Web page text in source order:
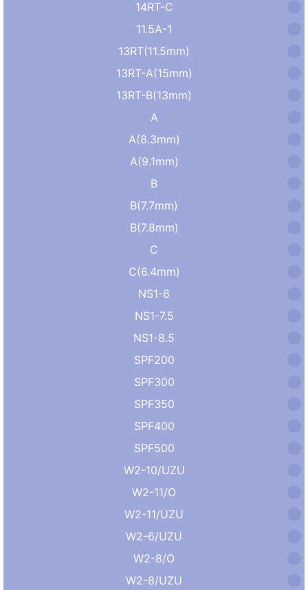
14RT-C
11.5A-1
13RT(11.5mm)
13RT-A(15mm)
13RT-B(13mm)
A
A(8.3mm)
A(9.1mm)
B
B(7.7mm)
B(7.8mm)
C
C(6.4mm)
NS1-6
NS1-7.5
NS1-8.5
SPF200
SPF300
SPF350
SPF400
SPF500
W2-10/UZU
W2-11/O
W2-11/UZU
W2-6/UZU
W2-8/O
W2-8/UZU